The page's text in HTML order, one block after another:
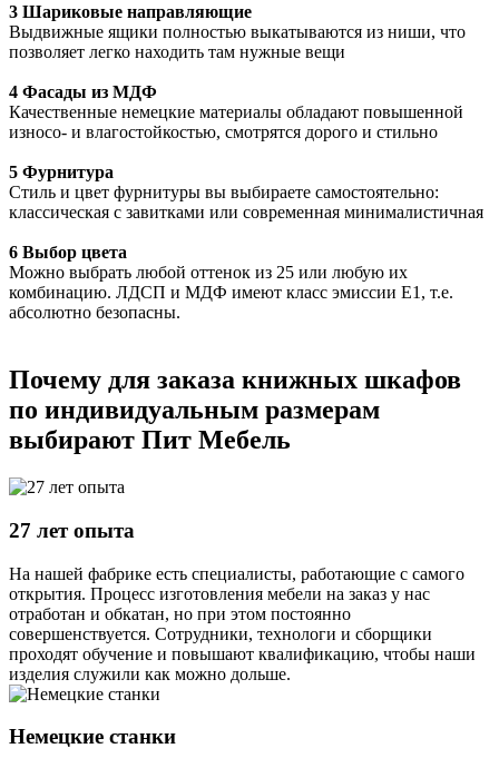
3 Шариковые направляющие
Выдвижные ящики полностью выкатываются из ниши, что
позволяет легко находить там нужные вещи
4 Фасады из МДФ
Качественные немецкие материалы обладают повышенной
износо- и влагостойкостью, смотрятся дорого и стильно
5 Фурнитура
Стиль и цвет фурнитуры вы выбираете самостоятельно:
классическая с завитками или современная минималистичная
6 Выбор цвета
Можно выбрать любой оттенок из 25 или любую их
комбинацию. ЛДСП и МДФ имеют класс эмиссии Е1, т.е.
абсолютно безопасны.
Почему для заказа книжных шкафов
по индивидуальным размерам
выбирают Пит Мебель
27 лет опыта
На нашей фабрике есть специалисты, работающие с самого
открытия. Процесс изготовления мебели на заказ у нас
отработан и обкатан, но при этом постоянно
совершенствуется. Сотрудники, технологи и сборщики
проходят обучение и повышают квалификацию, чтобы наши
изделия служили как можно дольше.
Немецкие станки